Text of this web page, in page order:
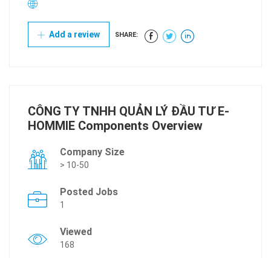
Add a review SHARE:
CÔNG TY TNHH QUẢN LÝ ĐẦU TƯ E-
HOMMIE Components Overview
Company Size
> 10-50
Posted Jobs
1
Viewed
168